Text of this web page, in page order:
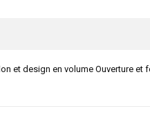
et design en volume Ouverture